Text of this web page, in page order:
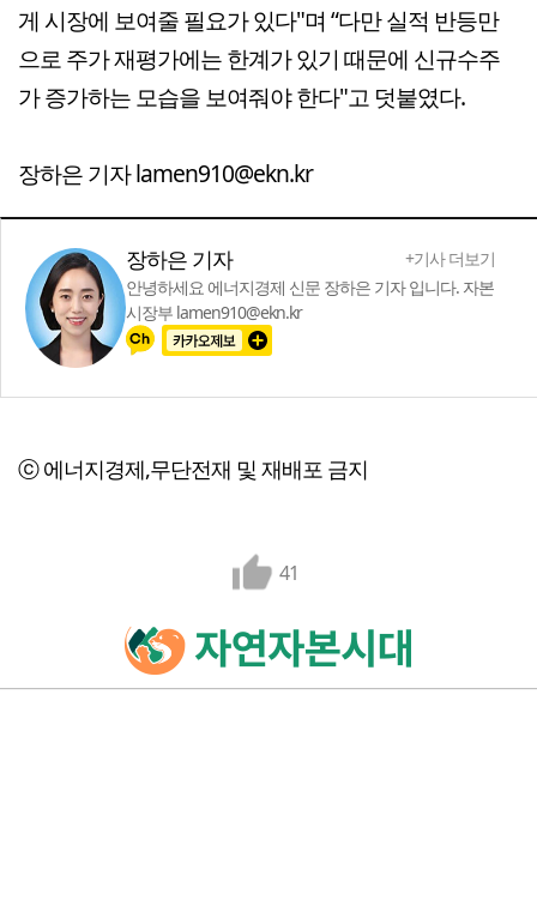
게 시장에 보여줄 필요가 있다"며 “다만 실적 반등만
으로 주가 재평가에는 한계가 있기 때문에 신규수주
가 증가하는 모습을 보여줘야 한다"고 덧붙였다.
장하은 기자 lamen910@ekn.kr
장하은 기자
+기사 더보기
안녕하세요 에너지경제 신문 장하은 기자 입니다. 자본
시장부 lamen910@ekn.kr
ⓒ 에너지경제,무단전재 및 재배포 금지
41